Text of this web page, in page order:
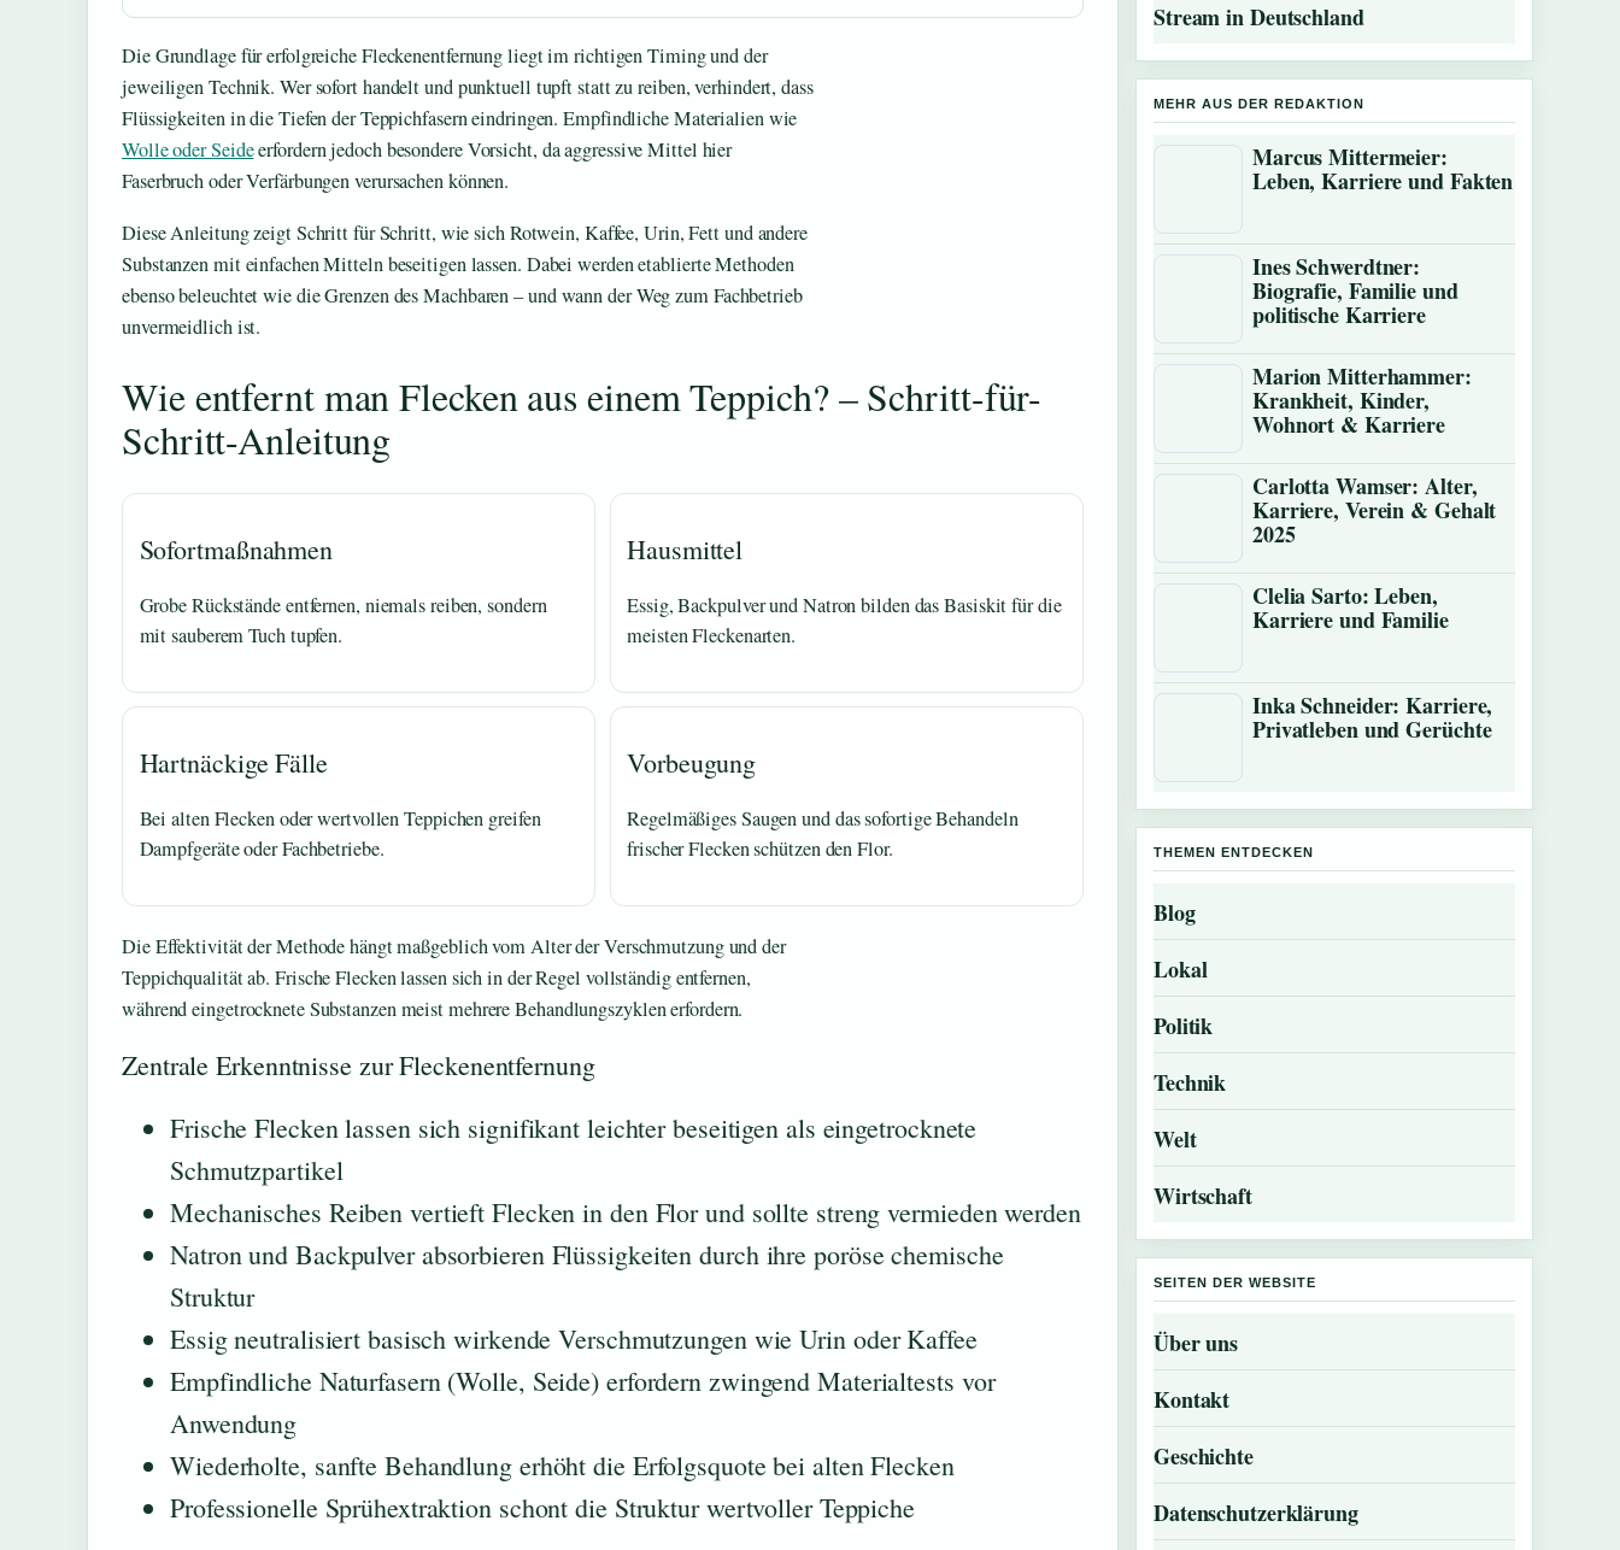
Die Grundlage für erfolgreiche Fleckenentfernung liegt im richtigen Timing und der
jeweiligen Technik. Wer sofort handelt und punktuell tupft statt zu reiben, verhindert, dass
Flüssigkeiten in die Tiefen der Teppichfasern eindringen. Empfindliche Materialien wie
Wolle oder Seideerfordern jedoch besondere Vorsicht, da aggressive Mittel hier
Faserbruch oder Verfärbungen verursachen können.
Diese Anleitung zeigt Schritt für Schritt, wie sich Rotwein, Kaffee, Urin, Fett und andere
Substanzen mit einfachen Mitteln beseitigen lassen. Dabei werden etablierte Methoden
ebenso beleuchtet wie die Grenzen des Machbaren – und wann der Weg zum Fachbetrieb
unvermeidlich ist.
Wie entfernt man Flecken aus einem Teppich? – Schritt-für-
Schritt-Anleitung
Sofortmaßnahmen
Grobe Rückstände entfernen, niemals reiben, sondern
mit sauberem Tuch tupfen.
Hausmittel
Essig, Backpulver und Natron bilden das Basiskit für die
meisten Fleckenarten.
Hartnäckige Fälle
Bei alten Flecken oder wertvollen Teppichen greifen
Dampfgeräte oder Fachbetriebe.
Vorbeugung
Regelmäßiges Saugen und das sofortige Behandeln
frischer Flecken schützen den Flor.
Die Effektivität der Methode hängt maßgeblich vom Alter der Verschmutzung und der
Teppichqualität ab. Frische Flecken lassen sich in der Regel vollständig entfernen,
während eingetrocknete Substanzen meist mehrere Behandlungszyklen erfordern.
Zentrale Erkenntnisse zur Fleckenentfernung
Frische Flecken lassen sich signifikant leichter beseitigen als eingetrocknete
Schmutzpartikel
Mechanisches Reiben vertieft Flecken in den Flor und sollte streng vermieden werden
Natron und Backpulver absorbieren Flüssigkeiten durch ihre poröse chemische
Struktur
Essig neutralisiert basisch wirkende Verschmutzungen wie Urin oder Kaffee
Empfindliche Naturfasern (Wolle, Seide) erfordern zwingend Materialtests vor
Anwendung
Wiederholte, sanfte Behandlung erhöht die Erfolgsquote bei alten Flecken
Professionelle Sprühextraktion schont die Struktur wertvoller Teppiche
Stream in Deutschland
MEHR AUS DER REDAKTION
Marcus Mittermeier:
Leben, Karriere und Fakten
Ines Schwerdtner:
Biografie, Familie und
politische Karriere
Marion Mitterhammer:
Krankheit, Kinder,
Wohnort & Karriere
Carlotta Wamser: Alter,
Karriere, Verein & Gehalt
2025
Clelia Sarto: Leben,
Karriere und Familie
Inka Schneider: Karriere,
Privatleben und Gerüchte
THEMEN ENTDECKEN
Blog
Lokal
Politik
Technik
Welt
Wirtschaft
SEITEN DER WEBSITE
Über uns
Kontakt
Geschichte
Datenschutzerklärung